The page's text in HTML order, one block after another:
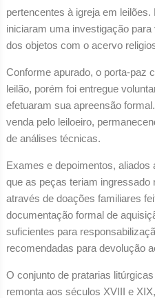
pertencentes à igreja em
iniciaram uma investigação
dos objetos com o acervo
Conforme apurado, o porta-paz
leilão, porém foi entregue
efetuaram sua apreensão
venda pelo leiloeiro,
de análises técnicas.
Exames e depoimentos,
que as peças teriam ingressado
através de doações familiares
documentação formal de
suficientes para
recomendadas para devolução
O conjunto de pratarias
remonta aos séculos XVIII e